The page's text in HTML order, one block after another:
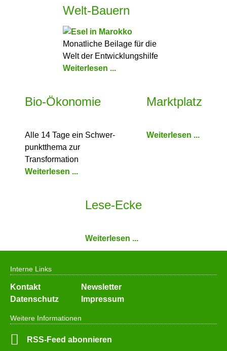
Welt-Bauern
Monatliche Beilage für die
Welt der Entwicklungshilfe
Weiterlesen ...
Bio-Ökonomie
Alle 14 Tage ein Schwer­
punkt­thema zur
Transformation
Weiterlesen ...
Marktplatz
Weiterlesen ...
Lese-Ecke
Weiterlesen ...
Weitere Informationen
RSS-Feed abonnieren
Interne Links
Navigation
überspringen
Kontakt
Newsletter
Datenschutz
Impressum